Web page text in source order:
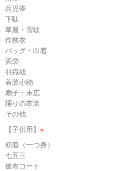
兵児帯
下駄
草履・雪駄
作務衣
バッグ・巾着
酒袋
羽織紐
着装小物
扇子・末広
踊りの衣装
その他
【子供用】 »
初着（一つ身）
七五三
被布コート